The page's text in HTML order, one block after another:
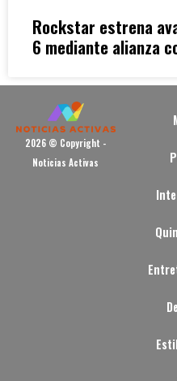
Rockstar estrena
6 mediante alianza
2026 © Copyright -
Noticias Activas